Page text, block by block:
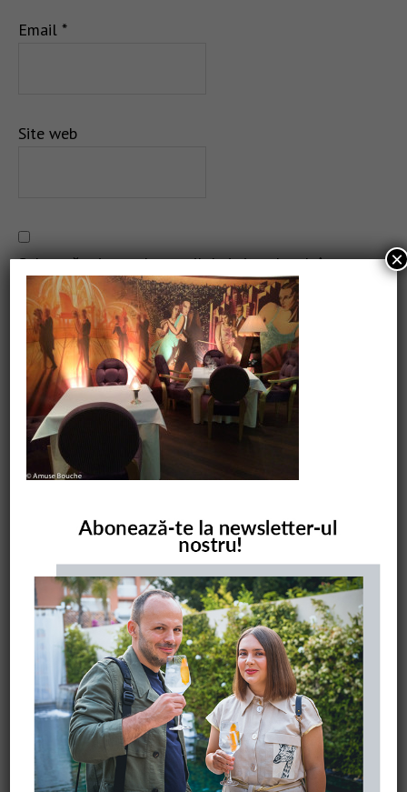
Email *
Site web
Salvează-mi numele, emailul și site-ul web în acest
navigator pentru data viitoare când o să comentez.
CAUTARE
COMANDĂ CARTEA NOASTRĂ
×